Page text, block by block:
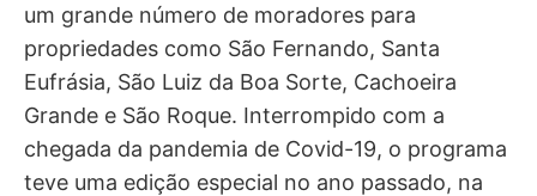
um grande número de moradores para
propriedades como São Fernando, Santa
Eufrásia, São Luiz da Boa Sorte, Cachoeira
Grande e São Roque. Interrompido com a
chegada da pandemia de Covid-19, o programa
teve uma edição especial no ano passado, na